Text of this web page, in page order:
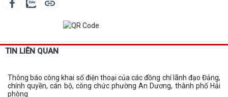
TIN LIÊN QUAN
Thông báo công khai số điện thoại của các đồng chí lãnh đạo Đảng,
chính quyền, cán bộ, công chức phường An Dương, thành phố Hải
phòng